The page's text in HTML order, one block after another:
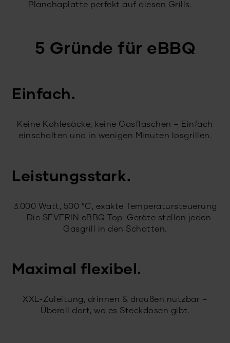
Planchaplatte perfekt auf diesen Grills.
5 Gründe für eBBQ
Einfach.
Keine Kohlesäcke, keine Gasflaschen – Einfach
einschalten und in wenigen Minuten losgrillen.
Leistungsstark.
3.000 Watt, 500 °C, exakte Temperatursteuerung
– Die SEVERIN eBBQ Top-Geräte stellen jeden
Gasgrill in den Schatten.
Maximal flexibel.
XXL-Zuleitung, drinnen & draußen nutzbar –
Überall dort, wo es Steckdosen gibt.